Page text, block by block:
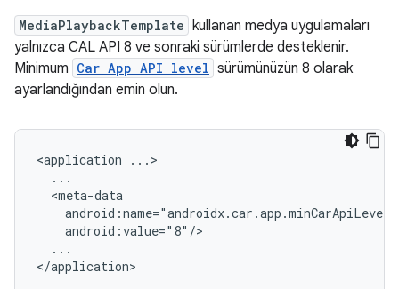
MediaPlaybackTemplate kullanan medya uygulamaları
yalnızca CAL API 8 ve sonraki sürümlerde desteklenir.
Minimum Car App API level sürümünüzün 8 olarak
ayarlandığından emin olun.
<application
...